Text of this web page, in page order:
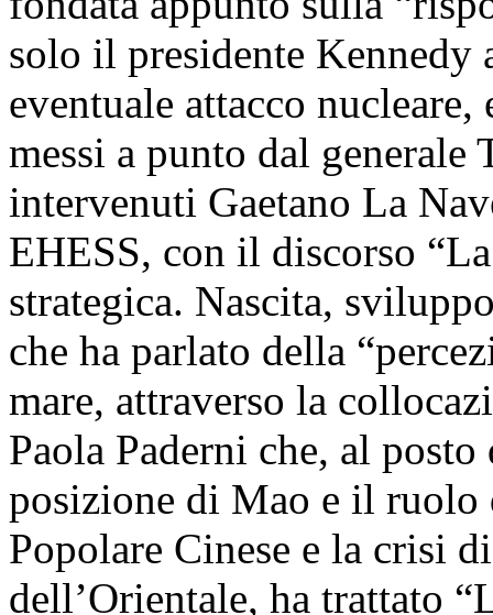
solo il presidente Kennedy
eventuale attacco
messi a punto dal generale
intervenuti Gaetano La
EHESS, con il discorso
strategica. Nascita,
che ha parlato della
mare, attraverso la
Paola Paderni che, al
posizione di Mao e il ruolo
Popolare Cinese e la crisi
dell’Orientale, ha trattato